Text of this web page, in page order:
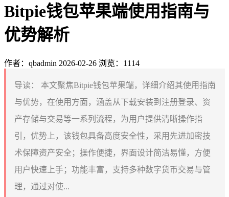
Bitpie钱包苹果端使用指南与
优势解析
作者：qbadmin 2026-02-26 浏览：1114
导读：
本文聚焦Bitpie钱包苹果端，详细介绍其使用指南
与优势，在使用方面，涵盖从下载安装到注册登录、资
产存储与交易等一系列流程，为用户提供清晰操作指
引，优势上，该钱包具备高度安全性，采用先进加密技
术保障资产安全；操作便捷，界面设计简洁易懂，方便
用户快速上手；功能丰富，支持多种数字货币交易与管
理，通过对使...